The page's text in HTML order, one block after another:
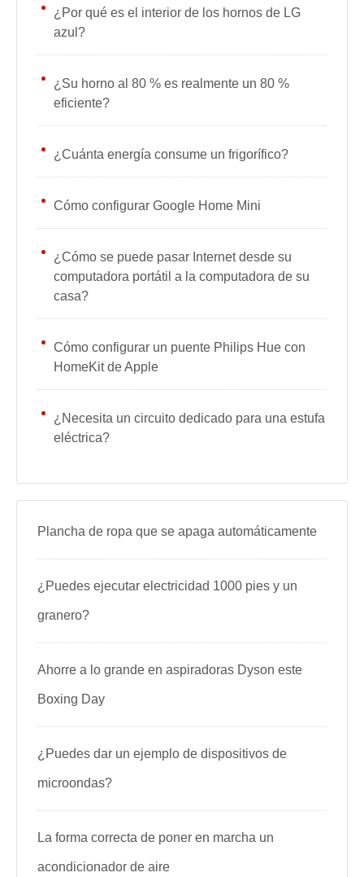
¿Por qué es el interior de los hornos de LG
azul?
¿Su horno al 80 % es realmente un 80 %
eficiente?
¿Cuánta energía consume un frigorífico?
Cómo configurar Google Home Mini
¿Cómo se puede pasar Internet desde su
computadora portátil a la computadora de su
casa?
Cómo configurar un puente Philips Hue con
HomeKit de Apple
¿Necesita un circuito dedicado para una estufa
eléctrica?
Plancha de ropa que se apaga automáticamente
¿Puedes ejecutar electricidad 1000 pies y un
granero?
Ahorre a lo grande en aspiradoras Dyson este
Boxing Day
¿Puedes dar un ejemplo de dispositivos de
microondas?
La forma correcta de poner en marcha un
acondicionador de aire